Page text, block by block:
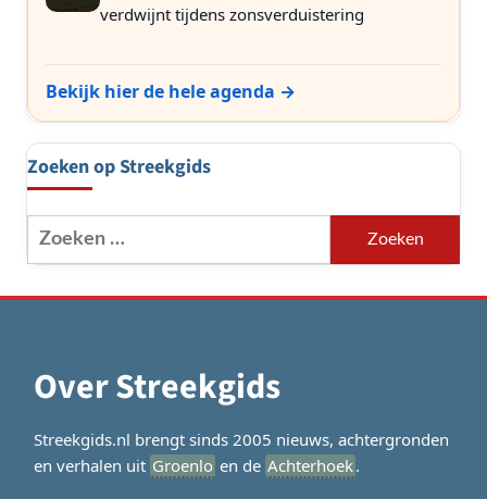
verdwijnt tijdens zonsverduistering
Bekijk hier de hele agenda →
Zoeken op Streekgids
Zoeken
naar:
Over Streekgids
Streekgids.nl brengt sinds 2005 nieuws, achtergronden
en verhalen uit Groenlo en de Achterhoek.